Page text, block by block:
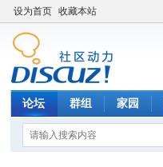
设为首页 收藏本站
论坛 群组 家园